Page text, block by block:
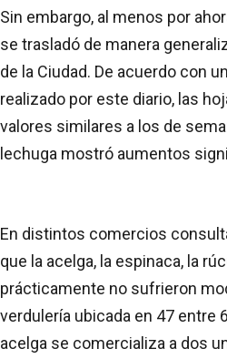
Sin embargo, al menos por
se trasladó de manera
de la Ciudad. De acuerdo con
realizado por este diario, las
valores similares a los de
lechuga mostró aumentos
En distintos comercios
que la acelga, la espinaca, la
prácticamente no sufrieron
verdulería ubicada en 47 entre
acelga se comercializa a dos